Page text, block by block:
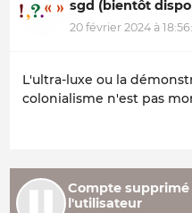
sgd (bientôt
20 février 2024 à
L'ultra-luxe ou la
colonialisme n'est pas
Compte
l'utilisateur